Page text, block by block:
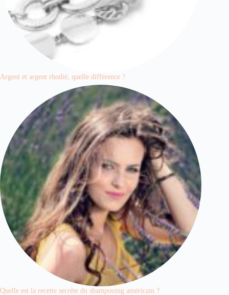
Argent et argent rhodié, quelle différence ?
Quelle est la recette secrète du shampooing américain ?